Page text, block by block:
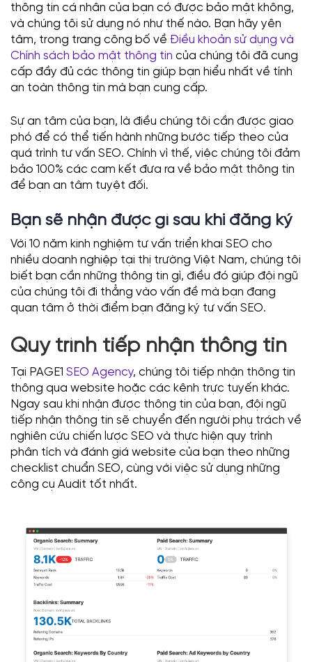
thông tin cá nhân của bạn có được bảo mật không,
và chúng tôi sử dụng nó như thế nào. Bạn hãy yên
tâm, trong trang công bố về Điều khoản sử dụng và
Chính sách bảo mật thông tin của chúng tôi đã cung
cấp đầy đủ các thông tin giúp bạn hiểu nhất về tính
an toàn thông tin mà bạn cung cấp.
Sự an tâm của bạn, là điều chúng tôi cần được giao
phó để có thể tiến hành những bước tiếp theo của
quá trình tư vấn SEO. Chính vì thế, việc chúng tôi đảm
bảo 100% các cam kết đưa ra về bảo mật thông tin
để bạn an tâm tuyệt đối.
Bạn sẽ nhận được gì sau khi đăng ký
Với 10 năm kinh nghiệm tư vấn triển khai SEO cho
nhiều doanh nghiệp tại thị trường Việt Nam, chúng tôi
biết bạn cần những thông tin gì, điều đó giúp đội ngũ
của chúng tôi đi thẳng vào vấn đề mà bạn đang
quan tâm ở thời điểm bạn đăng ký tư vấn SEO.
Quy trình tiếp nhận thông tin
Tại PAGE1 SEO Agency, chúng tôi tiếp nhận thông tin
thông qua website hoặc các kênh trực tuyến khác.
Ngay sau khi nhận được thông tin của bạn, đội ngũ
tiếp nhận thông tin sẽ chuyển đến người phụ trách về
nghiên cứu chiến lược SEO và thực hiện quy trình
phân tích và đánh giá website của bạn theo những
checklist chuẩn SEO, cùng với việc sử dụng những
công cụ Audit tốt nhất.